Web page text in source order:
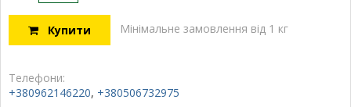
Купити Мінімальне замовлення від 1 кг
Телефони:
+380962146220, +380506732975